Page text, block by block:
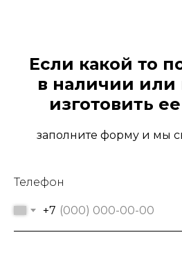
Если какой то
в наличии или
изготовить
заполните форму и мы
Телефон
+7